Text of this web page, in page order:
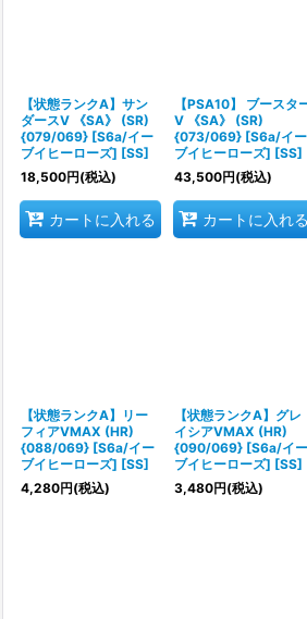
【状態ランクA】サン
ダースV 《SA》 (SR)
{079/069} [S6a/イー
ブイヒーローズ] [SS]
18,500円(税込)
カートに入れる
【PSA10】 ブースタ
V 《SA》 (SR)
{073/069} [S6a/イー
ブイヒーローズ] [SS]
43,500円(税込)
カートに入れる
【状態ランクA】リー
フィアVMAX (HR)
{088/069} [S6a/イー
ブイヒーローズ] [SS]
4,280円(税込)
【状態ランクA】グレ
イシアVMAX (HR)
{090/069} [S6a/イー
ブイヒーローズ] [SS]
3,480円(税込)